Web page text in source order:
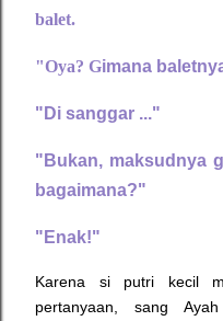
balet.
"Oya? Gimana
"Di sanggar ..."
"Bukan, maksudnya
bagaimana?"
"Enak!"
Karena si putri kecil
pertanyaan, sang